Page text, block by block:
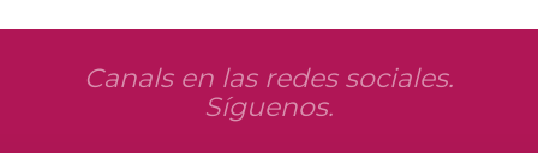
Canals en las redes sociales.
Síguenos.